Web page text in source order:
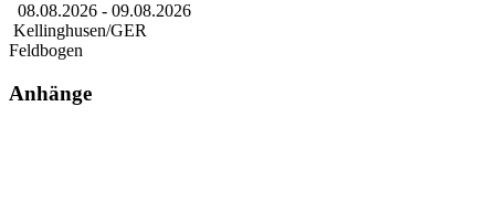
08.08.2026 - 09.08.2026
Kellinghusen/GER
Feldbogen
Anhänge